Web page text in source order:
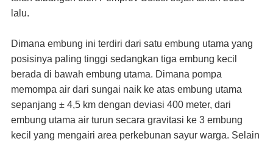
lalu.
Dimana embung ini terdiri dari satu embung utama yang
posisinya paling tinggi sedangkan tiga embung kecil
berada di bawah embung utama. Dimana pompa
memompa air dari sungai naik ke atas embung utama
sepanjang ± 4,5 km dengan deviasi 400 meter, dari
embung utama air turun secara gravitasi ke 3 embung
kecil yang mengairi area perkebunan sayur warga. Selain